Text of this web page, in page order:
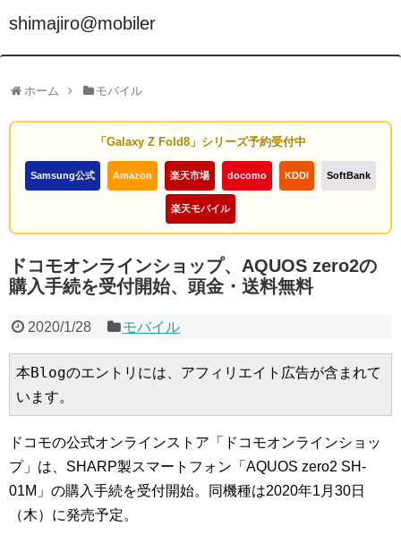
shimajiro@mobiler
ホーム モバイル
「Galaxy Z Fold8」シリーズ予約受付中
Samsung公式 Amazon 楽天市場 docomo KDDI SoftBank
楽天モバイル
ドコモオンラインショップ、AQUOS zero2の
購入手続を受付開始、頭金・送料無料
2020/1/28 モバイル
本Blogのエントリには、アフィリエイト広告が含まれて
います。
ドコモの公式オンラインストア「ドコモオンラインショッ
プ」は、SHARP製スマートフォン「AQUOS zero2 SH-
01M」の購入手続を受付開始。同機種は2020年1月30日
（木）に発売予定。